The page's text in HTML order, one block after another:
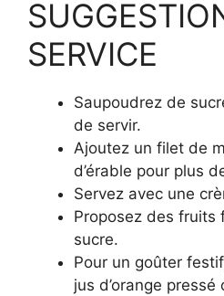
SERVICE
Saupoudrez de
de servir.
Ajoutez un filet de
d’érable pour plus
Servez avec une
Proposez des fruits
sucre.
Pour un goûter
jus d’orange pressé